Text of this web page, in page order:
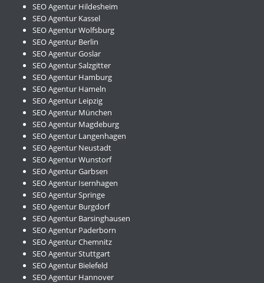
SEO Agentur Hildesheim
SEO Agentur Kassel
SEO Agentur Wolfsburg
SEO Agentur Berlin
SEO Agentur Goslar
SEO Agentur Salzgitter
SEO Agentur Hamburg
SEO Agentur Hameln
SEO Agentur Leipzig
SEO Agentur München
SEO Agentur Magdeburg
SEO Agentur Langenhagen
SEO Agentur Neustadt
SEO Agentur Wunstorf
SEO Agentur Garbsen
SEO Agentur Isernhagen
SEO Agentur Springe
SEO Agentur Burgdorf
SEO Agentur Barsinghausen
SEO Agentur Paderborn
SEO Agentur Chemnitz
SEO Agentur Stuttgart
SEO Agentur Bielefeld
SEO Agentur Hannover